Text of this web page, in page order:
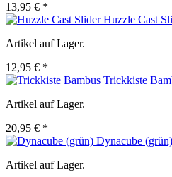
13,95 € *
Huzzle Cast
Artikel auf Lager.
12,95 € *
Trickkiste
Artikel auf Lager.
20,95 € *
Dynacube (grün)
Artikel auf Lager.